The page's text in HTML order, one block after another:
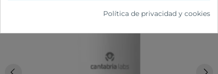
Política de privacidad y cookies